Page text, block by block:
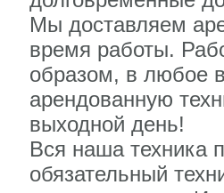
Мы доставляем
время работы.
образом, в любое
арендованную
выходной день!
Вся наша техника
обязательный